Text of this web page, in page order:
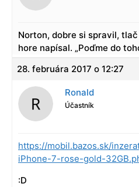
Norton, dobre si spravil,
hore napísal. „Poďme do
28. februára 2017 o 12:27
Ronald
Účastník
https://mobil.bazos.sk/
iPhone-7-rose-gold-
:D